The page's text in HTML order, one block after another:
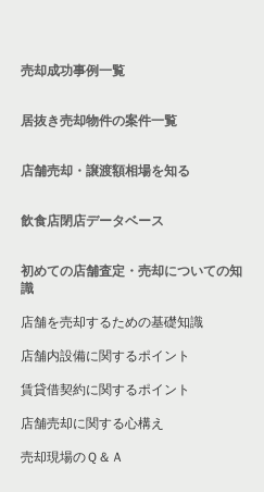
売却物件の案件一覧
売却物件の案件一覧
件の案件一覧
物件の案件一覧
件の案件一覧
売却物件の案件一覧
売却物件の案件一覧
売却物件の案件一覧
却物件の案件一覧
売却成功事例一覧
居抜き売却物件の案件一覧
店舗売却・譲渡額相場を知る
飲食店閉店データベース
初めての店舗査定・売却についての知
識
店舗を売却するための基礎知識
店舗内設備に関するポイント
賃貸借契約に関するポイント
店舗売却に関する心構え
売却現場のＱ＆Ａ